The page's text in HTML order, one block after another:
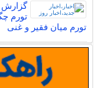
گزارش
تورم میان فقیر و غنی